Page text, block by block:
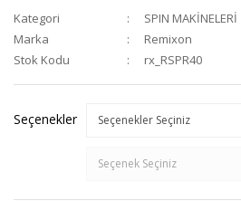
Kategori
SPIN MAKİNELERİ
Marka
Remixon
Stok Kodu
rx_RSPR40
Seçenekler